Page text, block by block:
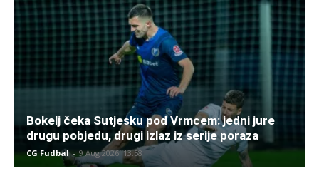
Bokelj čeka Sutjesku pod Vrmcem: jedni jure
drugu pobjedu, drugi izlaz iz serije poraza
CG Fudbal - 9 Aug 2026. 13:58